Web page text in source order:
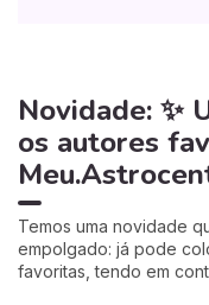
Novidade: ✨
os autores
Temos uma novidade
empolgado: já pode
favoritas, tendo em